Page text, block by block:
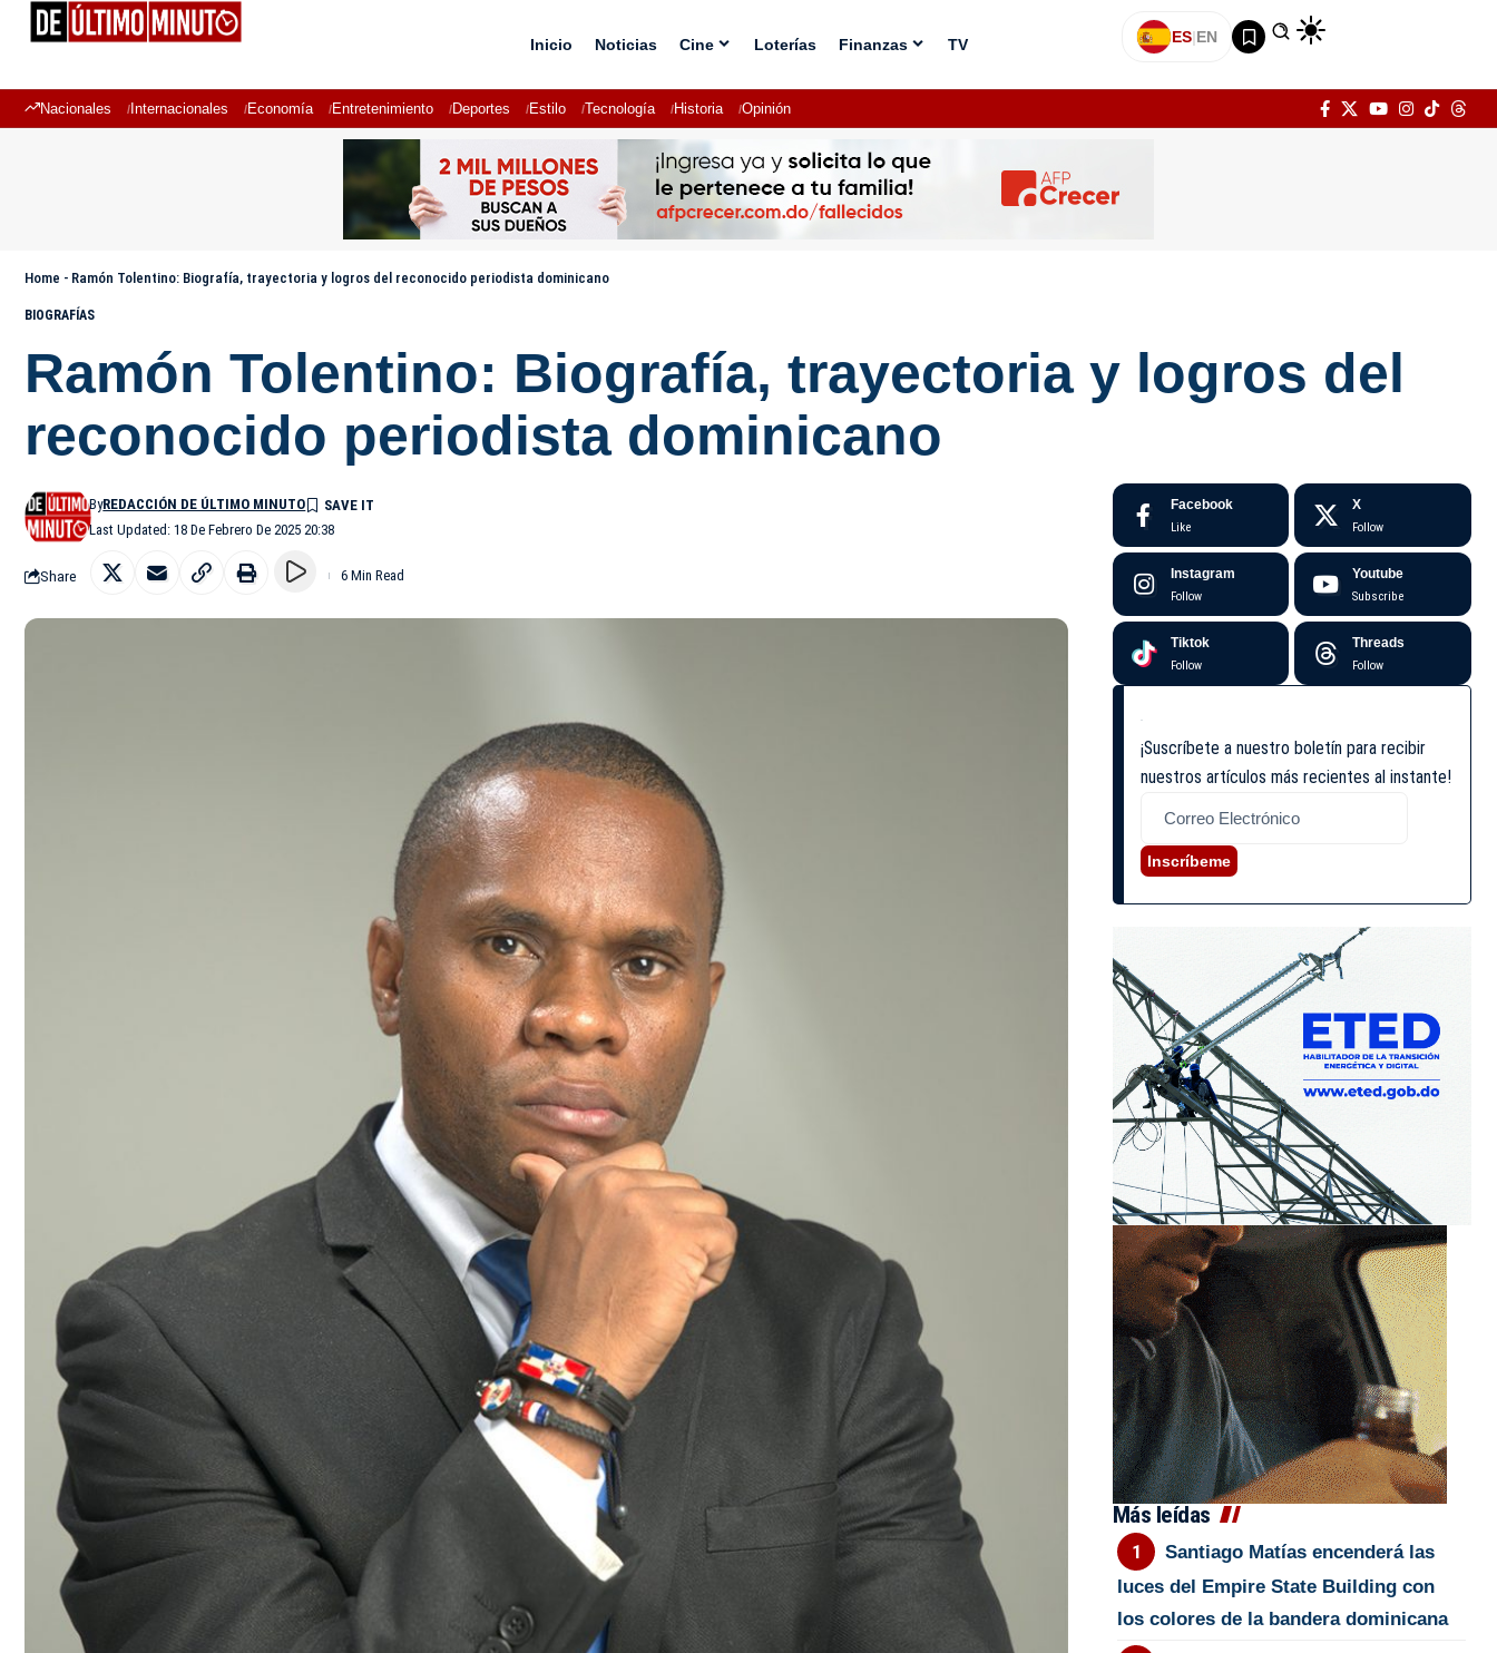
Inicio Noticias Cine Loterías Finanzas TV ES|EN
Nacionales Internacionales Economía Entretenimiento Deportes Estilo Tecnología Historia Opinión
Home - Ramón Tolentino: Biografía, trayectoria y logros del reconocido periodista dominicano
BIOGRAFÍAS
Ramón Tolentino: Biografía, trayectoria y logros del
reconocido periodista dominicano
Last Updated: 18 De Febrero De 2025 20:38
ByREDACCIÓN DE ÚLTIMO MINUTO
Share 6 Min Read
Facebook
Like
X
Follow
Instagram
Follow
Youtube
Subscribe
Tiktok
Follow
Threads
Follow
¡Suscríbete a nuestro boletín para recibir
nuestros artículos más recientes al instante!
Inscríbeme
Más leídas
Santiago Matías encenderá las
luces del Empire State Building con
los colores de la bandera dominicana